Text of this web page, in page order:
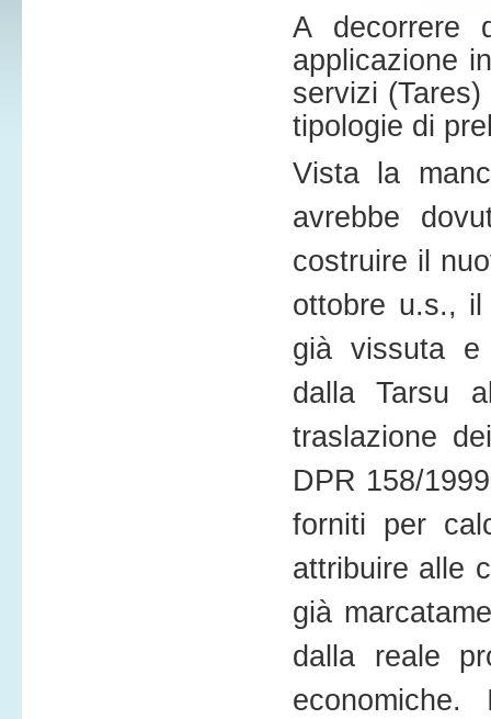
A decorrere
applicazione
servizi
tipologie di
Vista la
avrebbe
costruire il
ottobre u.s.,
già vissuta e
dalla Tarsu
traslazione
DPR 158/
forniti per
attribuire alle
già
dalla reale